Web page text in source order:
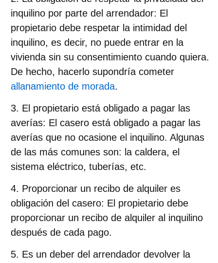
inquilino por parte del arrendador: El
propietario debe respetar la intimidad del
inquilino, es decir, no puede entrar en la
vivienda sin su consentimiento cuando quiera.
De hecho, hacerlo supondría cometer
allanamiento de morada.
El propietario está obligado a pagar las
averías: El casero está obligado a pagar las
averías que no ocasione el inquilino. Algunas
de las más comunes son: la caldera, el
sistema eléctrico, tuberías, etc.
Proporcionar un recibo de alquiler es
obligación del casero: El propietario debe
proporcionar un recibo de alquiler al inquilino
después de cada pago.
Es un deber del arrendador devolver la